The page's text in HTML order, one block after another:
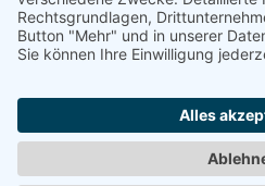
Firmenname ist falsch
Sicherheitsfrage:
3 + 10= ?